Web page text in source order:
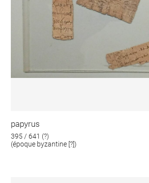
papyrus
395 / 641 (?)
(époque byzantine [?])